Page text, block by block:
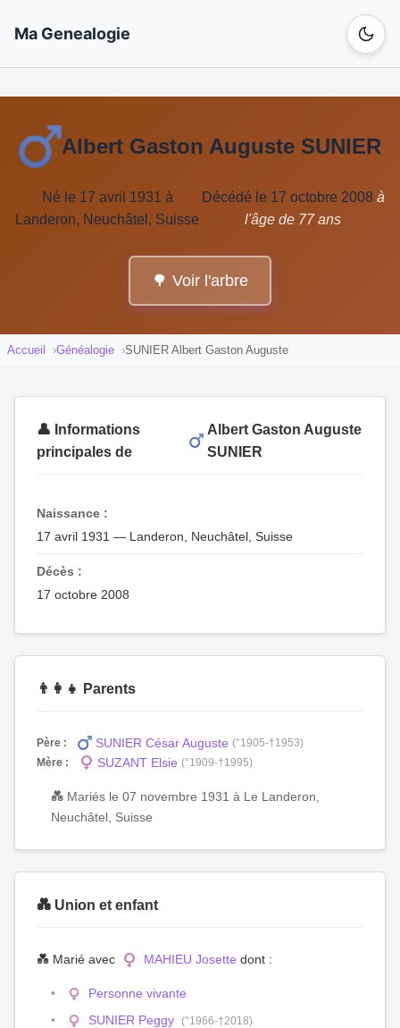
Ma Genealogie
Albert Gaston Auguste SUNIER
Né le 17 avril 1931 à
Landeron, Neuchâtel, Suisse
Décédé le 17 octobre 2008 à
l'âge de 77 ans
🌳 Voir l'arbre
Accueil Généalogie SUNIER Albert Gaston Auguste
👤 Informations
principales de
Albert Gaston Auguste
SUNIER
Naissance :
17 avril 1931 — Landeron, Neuchâtel, Suisse
Décès :
17 octobre 2008
👨‍👩‍👧 Parents
Père : SUNIER César Auguste (°1905-†1953)
Mère :
SUZANT Elsie (°1909-†1995)
💑 Mariés le 07 novembre 1931 à Le Landeron,
Neuchâtel, Suisse
💑 Union et enfant
💑 Marié avec MAHIEU Josette dont :
Personne vivante
SUNIER Peggy (°1966-†2018)